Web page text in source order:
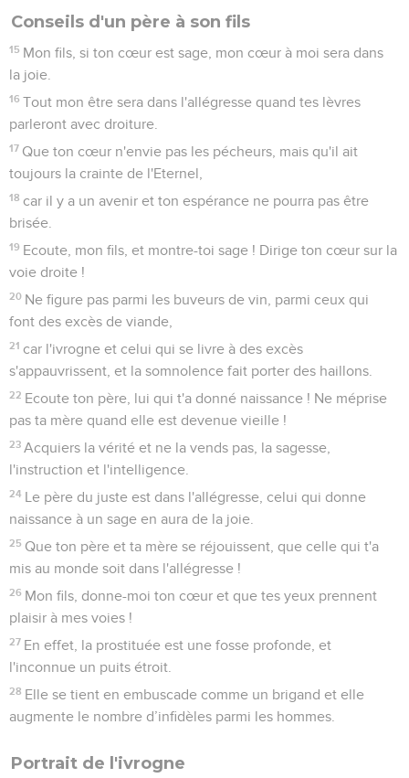
Conseils d'un père à son fils
15 Mon fils, si ton cœur est sage, mon cœur à moi sera dans
la joie.
16 Tout mon être sera dans l'allégresse quand tes lèvres
parleront avec droiture.
17 Que ton cœur n'envie pas les pécheurs, mais qu'il ait
toujours la crainte de l'Eternel,
18 car il y a un avenir et ton espérance ne pourra pas être
brisée.
19 Ecoute, mon fils, et montre-toi sage ! Dirige ton cœur sur la
voie droite !
20 Ne figure pas parmi les buveurs de vin, parmi ceux qui
font des excès de viande,
21 car l'ivrogne et celui qui se livre à des excès
s'appauvrissent, et la somnolence fait porter des haillons.
22 Ecoute ton père, lui qui t'a donné naissance ! Ne méprise
pas ta mère quand elle est devenue vieille !
23 Acquiers la vérité et ne la vends pas, la sagesse,
l'instruction et l'intelligence.
24 Le père du juste est dans l'allégresse, celui qui donne
naissance à un sage en aura de la joie.
25 Que ton père et ta mère se réjouissent, que celle qui t'a
mis au monde soit dans l'allégresse !
26 Mon fils, donne-moi ton cœur et que tes yeux prennent
plaisir à mes voies !
27 En effet, la prostituée est une fosse profonde, et
l'inconnue un puits étroit.
28 Elle se tient en embuscade comme un brigand et elle
augmente le nombre d’infidèles parmi les hommes.
Portrait de l'ivrogne